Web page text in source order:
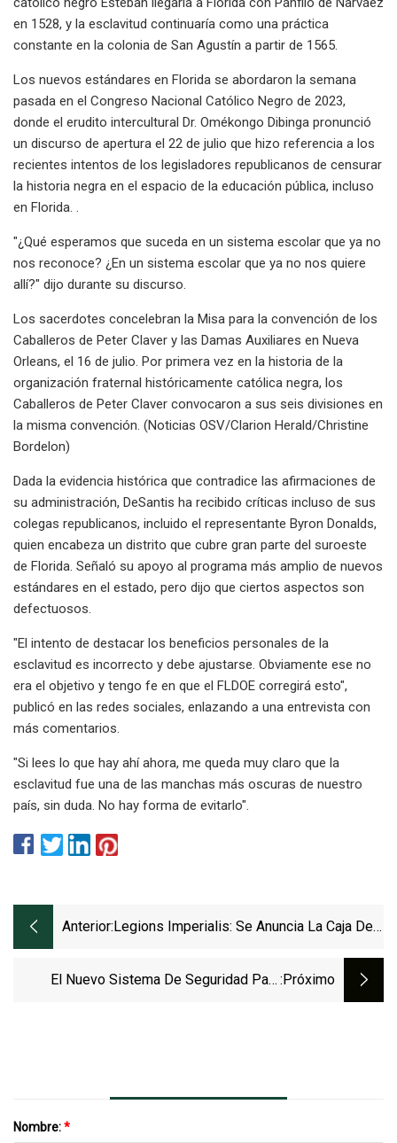
en 1528, y la esclavitud continuaría como una práctica
constante en la colonia de San Agustín a partir de 1565.
Los nuevos estándares en Florida se abordaron la semana
pasada en el Congreso Nacional Católico Negro de 2023,
donde el erudito intercultural Dr. Omékongo Dibinga pronunció
un discurso de apertura el 22 de julio que hizo referencia a los
recientes intentos de los legisladores republicanos de censurar
la historia negra en el espacio de la educación pública, incluso
en Florida. .
"¿Qué esperamos que suceda en un sistema escolar que ya no
nos reconoce? ¿En un sistema escolar que ya no nos quiere
allí?" dijo durante su discurso.
Los sacerdotes concelebran la Misa para la convención de los
Caballeros de Peter Claver y las Damas Auxiliares en Nueva
Orleans, el 16 de julio. Por primera vez en la historia de la
organización fraternal históricamente católica negra, los
Caballeros de Peter Claver convocaron a sus seis divisiones en
la misma convención. (Noticias OSV/Clarion Herald/Christine
Bordelon)
Dada la evidencia histórica que contradice las afirmaciones de
su administración, DeSantis ha recibido críticas incluso de sus
colegas republicanos, incluido el representante Byron Donalds,
quien encabeza un distrito que cubre gran parte del suroeste
de Florida. Señaló su apoyo al programa más amplio de nuevos
estándares en el estado, pero dijo que ciertos aspectos son
defectuosos.
"El intento de destacar los beneficios personales de la
esclavitud es incorrecto y debe ajustarse. Obviamente ese no
era el objetivo y tengo fe en que el FLDOE corregirá esto",
publicó en las redes sociales, enlazando a una entrevista con
más comentarios.
"Si lees lo que hay ahí ahora, me queda muy claro que la
esclavitud fue una de las manchas más oscuras de nuestro
país, sin duda. No hay forma de evitarlo".
Anterior: Legions Imperialis: Se Anuncia La Caja De
Actualización
El Nuevo Sistema De Seguridad Para :próximo
Nombre:*